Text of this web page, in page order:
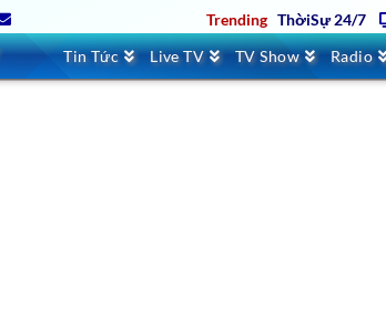
Trending ThờiSự 24/7
Tin Tức Live TV TV Show Radio